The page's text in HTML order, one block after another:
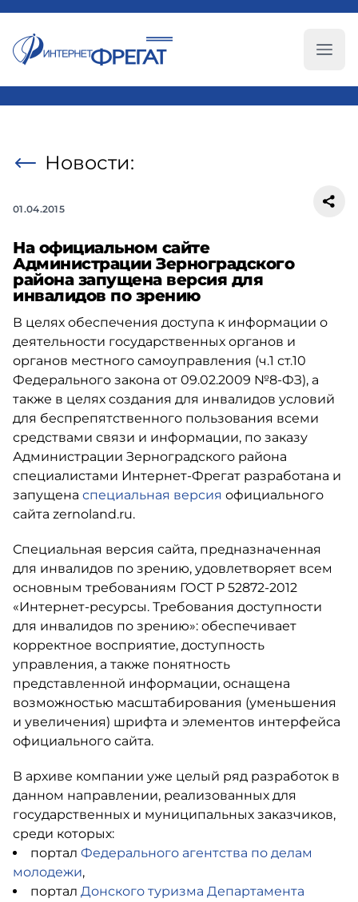
Новости:
01.04.2015
На официальном сайте
Администрации Зерноградского
района запущена версия для
инвалидов по зрению
В целях обеспечения доступа к информации о
деятельности государственных органов и
органов местного самоуправления (ч.1 ст.10
Федерального закона от 09.02.2009 №8-ФЗ), а
также в целях создания для инвалидов условий
для беспрепятственного пользования всеми
средствами связи и информации, по заказу
Администрации Зерноградского района
специалистами Интернет-Фрегат разработана и
запущена специальная версия официального
сайта zernoland.ru.
Специальная версия сайта, предназначенная
для инвалидов по зрению, удовлетворяет всем
основным требованиям ГОСТ Р 52872-2012
«Интернет-ресурсы. Требования доступности
для инвалидов по зрению»: обеспечивает
корректное восприятие, доступность
управления, а также понятность
представленной информации, оснащена
возможностью масштабирования (уменьшения
и увеличения) шрифта и элементов интерфейса
официального сайта.
В архиве компании уже целый ряд разработок в
данном направлении, реализованных для
государственных и муниципальных заказчиков,
среди которых:
портал Федерального агентства по делам
молодежи,
портал Донского туризма Департамента